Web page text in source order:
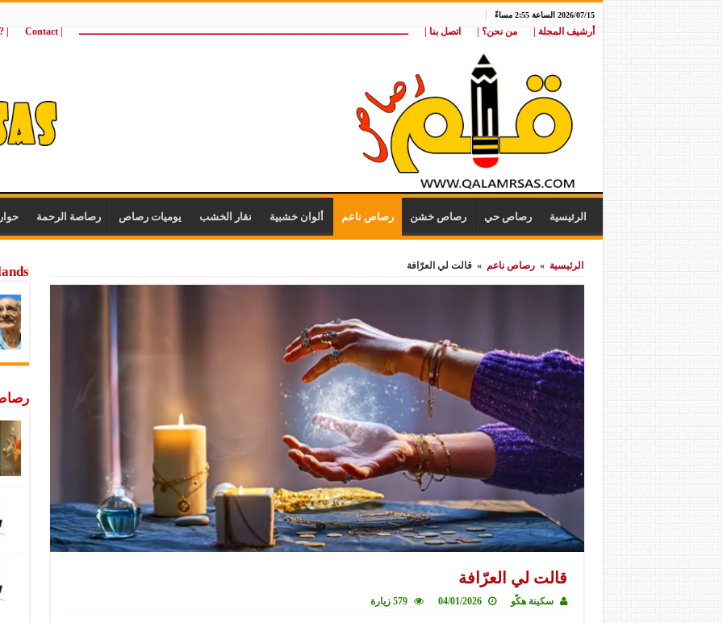
2026/07/15 الساعة 2:55 مساءً
أرشيف المجلة | من نحن؟ | اتصل بنا | ــــــــــــــــــــــــــــــــــــــــــــــــــــــــــــــــــــــــــــــــــــــــــــــــــــــ | Contact
wij
الرئيسية رصاص حي رصاص خشن رصاص ناعم ألوان خشبية نقار الخشب يوميات رصاص رصاصة الرحمة
الرئيسية » رصاص ناعم » قالت لي العرّافة
قالت لي العرّافة
سكينة هكّو 04/01/2026 579 زيارة